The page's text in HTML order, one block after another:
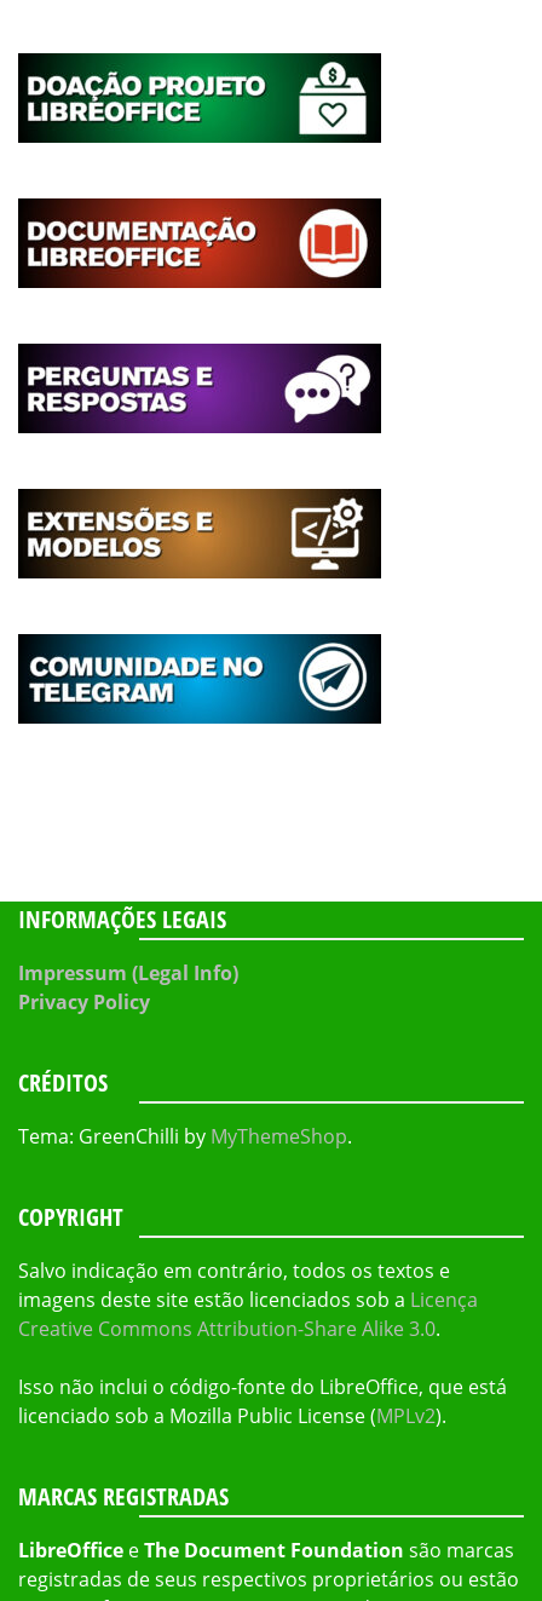
INFORMAÇÕES LEGAIS
Impressum (Legal Info)
Privacy Policy
CRÉDITOS
Tema: GreenChilli by MyThemeShop.
COPYRIGHT
Salvo indicação em contrário, todos os textos e
imagens deste site estão licenciados sob a Licença
Creative Commons Attribution-Share Alike 3.0.
Isso não inclui o código-fonte do LibreOffice, que está
licenciado sob a Mozilla Public License (MPLv2).
MARCAS REGISTRADAS
LibreOffice eThe Document Foundation são marcas
registradas de seus respectivos proprietários ou estão